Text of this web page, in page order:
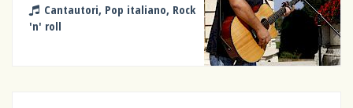
Cantautori, Pop italiano, Rock
'n' roll